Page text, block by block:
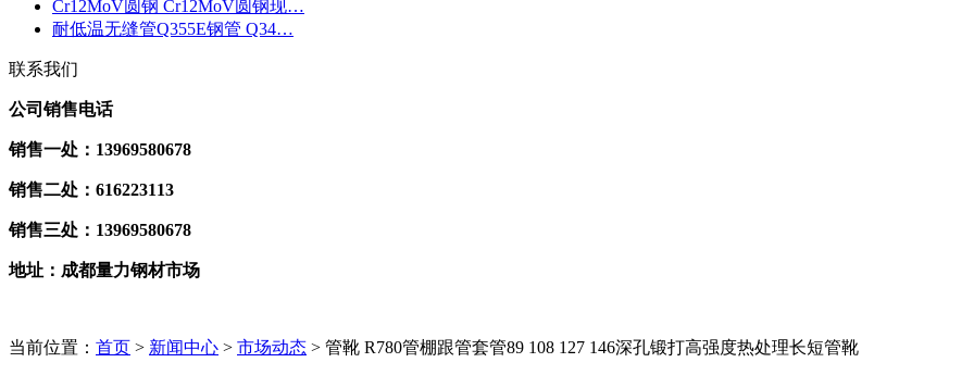
Cr12MoV圆钢 Cr12MoV圆钢现…
耐低温无缝管Q355E钢管 Q34…
联系我们
公司销售电话
销售一处：13969580678
销售二处：616223113
销售三处：13969580678
地址：成都量力钢材市场
当前位置： 首页 > 新闻中心 > 市场动态 > 管靴 R780管棚跟管套管89 108 127 146深孔锻打高强度热处理长短管靴